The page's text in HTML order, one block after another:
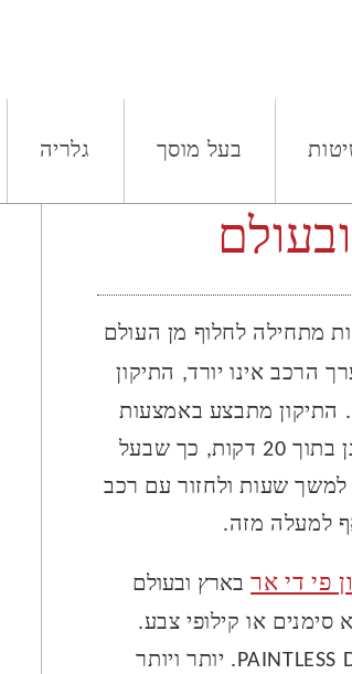
בעל מוסך גלריה
מתחילה לחלוף מן העולם
הרכב אינו יורד, התיקון
התיקון מתבצע באמצעות
לחיצות. ישנן פגיעות קלות בגוף הרכב, אשר ניתן יהיה לתקנן בתוך 20 דקות, כך שבעל
למשך שעות ולחזור עם רכב
למעלה מזה.
פי די אר בארץ ובעולם
או קילופי צבע.
שיטת PDR נקראת על פי ראשי התיבות של – PAINTLESS DENT REPAIR. יותר ויותר